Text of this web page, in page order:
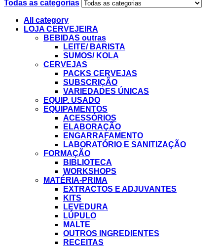
Todas as categorias
All category
LOJA CERVEJEIRA
BEBIDAS outras
LEITE/ BARISTA
SUMOS/ KOLA
CERVEJAS
PACKS CERVEJAS
SUBSCRIÇÃO
VARIEDADES ÚNICAS
EQUIP. USADO
EQUIPAMENTOS
ACESSÓRIOS
ELABORAÇÃO
ENGARRAFAMENTO
LABORATÓRIO E SANITIZAÇÃO
FORMAÇÃO
BIBLIOTECA
WORKSHOPS
MATÉRIA-PRIMA
EXTRACTOS E ADJUVANTES
KITS
LEVEDURA
LÚPULO
MALTE
OUTROS INGREDIENTES
RECEITAS